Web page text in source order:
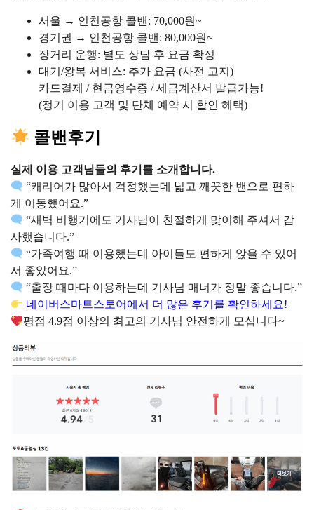
서울 → 인천공항 콜밴: 70,000원~
경기권 → 인천공항 콜밴: 80,000원~
장거리 운행: 별도 상담 후 요금 확정
대기/왕복 서비스: 추가 요금 (사전 고지)
카드결제 / 현금영수증 / 세금계산서 발급가능!
(정기 이용 고객 및 단체 예약 시 할인 혜택)
콜밴후기
실제 이용 고객님들의 후기를 소개합니다.
“캐리어가 많아서 걱정했는데 넓고 깨끗한 밴으로 편하
게 이동했어요.”
“새벽 비행기에도 기사님이 친절하게 맞이해 주셔서 감
사했습니다.”
“가족여행 때 이용했는데 아이들도 편하게 앉을 수 있어
서 좋았어요.”
“출장 때마다 이용하는데 기사님 매너가 정말 좋습니다.”
네이버스마트스토어에서 더 많은 후기를 확인하세요!
평점 4.9점 이상의 최고의 기사님 안전하게 모십니다~